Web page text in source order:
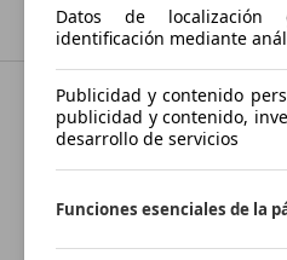
Datos de localización
identificación mediante
Publicidad y contenido
publicidad y contenido,
desarrollo de servicios
Funciones esenciales de la